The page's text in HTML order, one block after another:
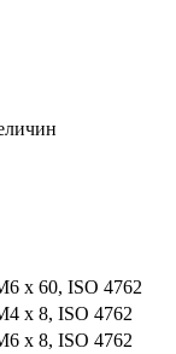
x 60, ISO 4762
x 8, ISO 4762
x 8, ISO 4762